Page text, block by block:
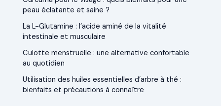
peau éclatante et saine ?
La L-Glutamine : l’acide aminé de la vitalité
intestinale et musculaire
Culotte menstruelle : une alternative confortable
au quotidien
Utilisation des huiles essentielles d’arbre à thé :
bienfaits et précautions à connaître